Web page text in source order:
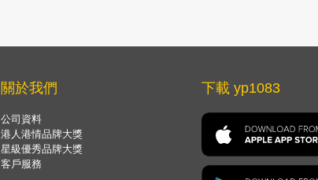
關於我們
公司資料
港人港情品牌大獎
星級優秀品牌大獎
客戶服務
下載 yp1083